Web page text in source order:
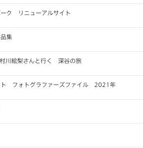
ーク リニューアルサイト
集
川絵梨さんと行く 深谷の旅
ト フォトグラファーズファイル 2021年